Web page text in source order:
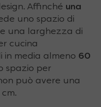
Affinché una
uno spazio di
e una larghezza di
cucina
in media almeno 60
spazio per
può avere una